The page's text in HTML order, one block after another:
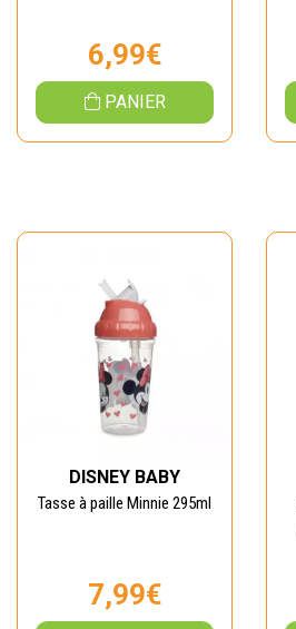
6,99€
PANIER
DISNEY BABY
Tasse à paille Minnie 295ml
7,99€